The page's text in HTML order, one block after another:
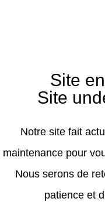
Site
Site
Notre site fait
maintenance pour
Nous serons de
patience et